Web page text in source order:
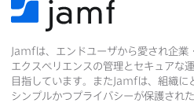
Jamfは、​エンドユーザから​愛され企業
エクスペリエンスの​管理と​セキュアな​
目指しています。​また Jamfは、​組織に​
シンプルかつプライバシーが​保護された​